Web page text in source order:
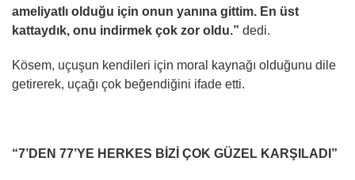
ameliyatlı olduğu için onun yanına gittim. En üst
kattaydık, onu indirmek çok zor oldu.” dedi.
Kösem, uçuşun kendileri için moral kaynağı olduğunu dile
getirerek, uçağı çok beğendiğini ifade etti.
“7’DEN 77’YE HERKES BİZİ ÇOK GÜZEL KARŞILADI”